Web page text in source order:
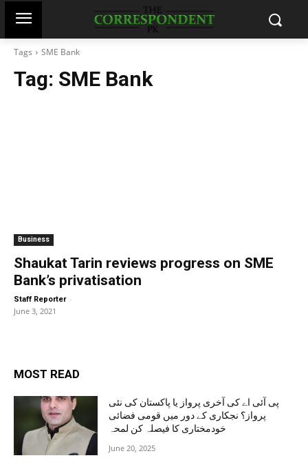
Tags SME Bank
Tag: SME Bank
Business
Shaukat Tarin reviews progress on SME
Bank’s privatisation
Staff Reporter -
June 3, 2021
MOST READ
پی آئی اے کی آخری پرواز یا پاکستان کی نئی
پرواز؟ نجکاری کے دور میں قومی فضائی
خودمختاری کا فیصلہ کن لمحہ
June 20, 2025